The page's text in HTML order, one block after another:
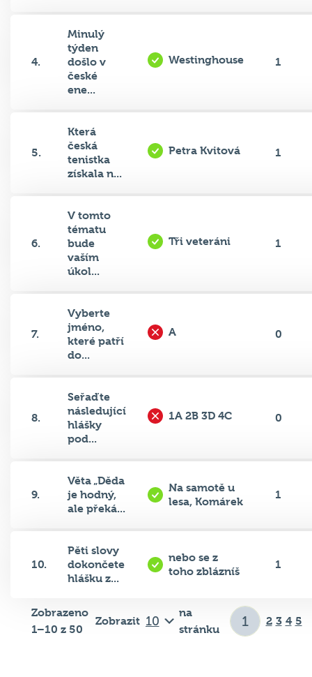
4.
Minulý
týden
došlo v
české
ene...
Westinghouse 1
5.
Která
česká
tenistka
získala n...
Petra Kvitová 1
6.
V tomto
tématu
bude
vaším
úkol...
Tři veteráni 1
7.
Vyberte
jméno,
které patří
do...
A 0
8.
Seřaďte
následující
hlášky
pod...
1A 2B 3D 4C 0
9.
Věta „Děda
je hodný,
ale překá...
Na samotě u
lesa, Komárek
1
10.
Pěti slovy
dokončete
hlášku z...
nebo se z
toho zblázníš
1
Zobrazeno
1–10 z 50
Zobrazit
na
stránku
2 3 4 5